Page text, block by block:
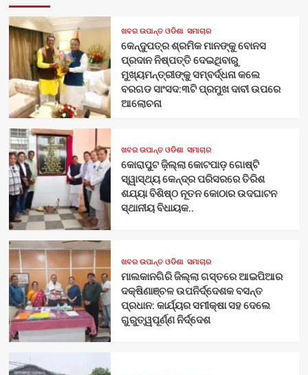
ଖବର ଉପାନ୍ତ ଓଡିଶା ସମାଚାର
କେନ୍ଦୁପତ୍ର ଶ୍ରମିକ ମାନଙ୍କୁ ବୋନସ
ପ୍ରଦାନ ନିଷ୍ପତ୍ତି ଦେଇଥିବାରୁ
ମୁଖ୍ୟମନ୍ତ୍ରୀଙ୍କୁ ସମ୍ବର୍ଦ୍ଧନା କଲେ
ବରଗଡ ସାଂସଦ:୩ଟି ପ୍ରମୁଖ ଦାବୀ ଉପରେ
ଆଲୋଚନା
ଖବର ଉପାନ୍ତ ଓଡିଶା ସମାଚାର
କୋରାପୁଟ ଜ଼ିଲ୍ଲା କୋଟପାଡ଼ ଗୋଷ୍ଟି
ସ୍ୱାସ୍ଥ୍ୟ କେନ୍ଦ୍ର ପରିସରରେ ତିରିଶ
ଶଯ୍ୟା ବିଶିଷ୍ଠ ନୂତନ କୋଠାର ଉଦଘାଟନ
ସ୍ଥାନୀୟ ବିଧାୟକ..
ଖବର ଉପାନ୍ତ ଓଡିଶା ସମାଚାର
ମାଲକାନଗିରି ଜିଲ୍ଲା ଗସ୍ତରେ ଆଇପିଆର
ଦକ୍ଷିଣାଞ୍ଚଳ ଉପନିର୍ଦ୍ଦେଶକ ବସନ୍ତ
ପ୍ରଧାନ: କାର୍ଯ୍ୟର ସମୀକ୍ଷା ସହ ଦେଲେ
ଗୁରୁତ୍ୱପୂର୍ଣ୍ଣ ନିର୍ଦ୍ଦେଶ